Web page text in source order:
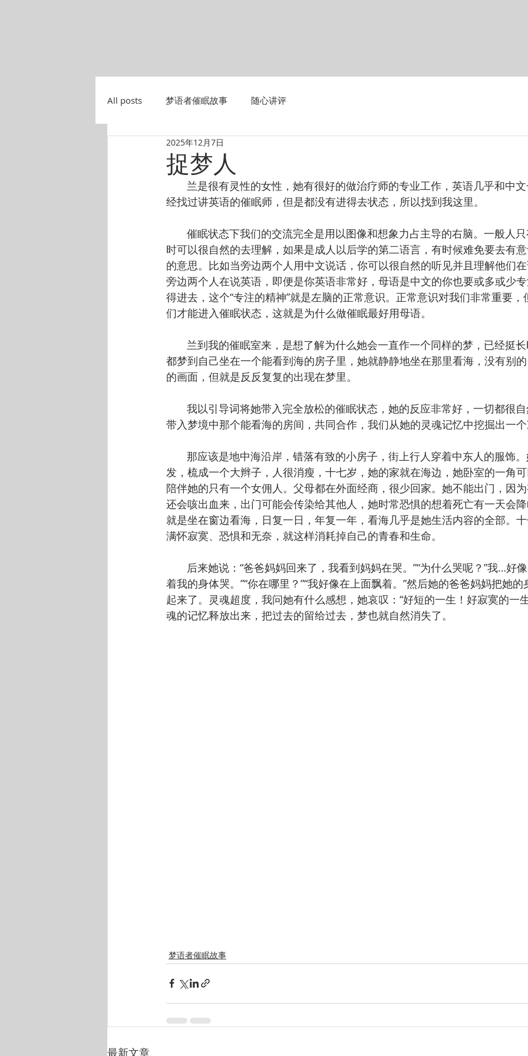
All posts 梦语者催眠故事 随心讲评
捉梦人
2025年12月7日
兰是很有灵性的女性，她有很好的做治疗师的专业工作，英语几乎和中文
经找过讲英语的催眠师，但是都没有进得去状态，所以找到我这里。
催眠状态下我们的交流完全是用以图像和想象力占主导的右脑。一般人只
时可以很自然的去理解，如果是成人以后学的第二语言，有时候难免要去有
的意思。比如当旁边两个人用中文说话，你可以很自然的听见并且理解他们
旁边两个人在说英语，即便是你英语非常好，母语是中文的你也要或多或少
得进去，这个“专注的精神”就是左脑的正常意识。正常意识对我们非常重要
们才能进入催眠状态，这就是为什么做催眠最好用母语。
兰到我的催眠室来，是想了解为什么她会一直作一个同样的梦，已经挺长
都梦到自己坐在一个能看到海的房子里，她就静静地坐在那里看海，没有别
的画面，但就是反反复复的出现在梦里。
我以引导词将她带入完全放松的催眠状态，她的反应非常好，一切都很自
带入梦境中那个能看海的房间，共同合作，我们从她的灵魂记忆中挖掘出一
那应该是地中海沿岸，错落有致的小房子，街上行人穿着中东人的服饰。
发，梳成一个大辫子，人很消瘦，十七岁，她的家就在海边，她卧室的一角
陪伴她的只有一个女佣人。父母都在外面经商，很少回家。她不能出门，因
还会咳出血来，出门可能会传染给其他人，她时常恐惧的想着死亡有一天会
就是坐在窗边看海，日复一日，年复一年，看海几乎是她生活内容的全部。
满怀寂寞、恐惧和无奈，就这样消耗掉自己的青春和生命。
后来她说：“爸爸妈妈回来了，我看到妈妈在哭。”“为什么哭呢？”我…好
着我的身体哭。”“你在哪里？”“我好像在上面飘着。”然后她的爸爸妈妈把她
起来了。灵魂超度，我问她有什么感想，她哀叹：“好短的一生！好寂寞的一
魂的记忆释放出来，把过去的留给过去，梦也就自然消失了。
梦语者催眠故事
最新文章